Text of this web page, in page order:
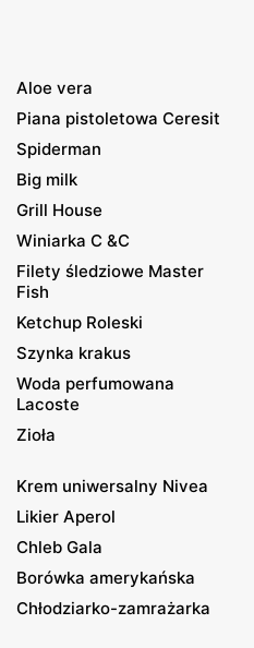
Aloe vera
Piana pistoletowa Ceresit
Spiderman
Big milk
Grill House
Winiarka C &C
Filety śledziowe Master
Fish
Ketchup Roleski
Szynka krakus
Woda perfumowana
Lacoste
Zioła
Krem uniwersalny Nivea
Likier Aperol
Chleb Gala
Borówka amerykańska
Chłodziarko-zamrażarka